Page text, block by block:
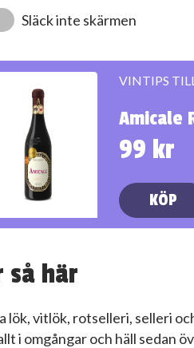
Släck inte skärmen
VINTIPS
Amicale
99 kr
KÖP
så här
lök, vitlök, rotselleri, selleri
i omgångar och häll sedan